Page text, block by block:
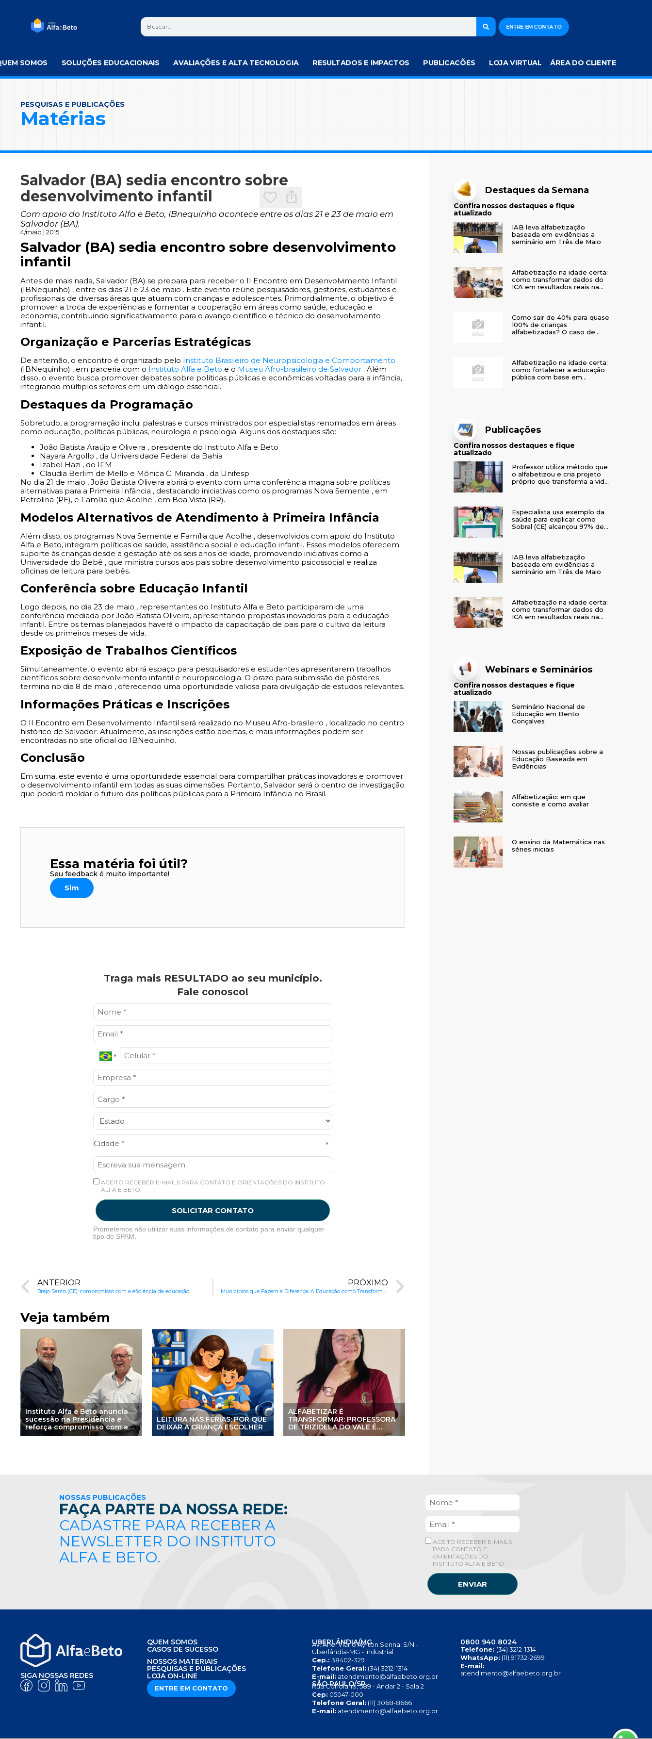
ENTRE EM CONTATO
SOMOS SOLUÇÕES EDUCACIONAIS AVALIAÇÕES E ALTA TECNOLOGIA RESULTADOS E IMPACTOS PUBLICACÕES LOJA VIRTUAL ÁREA DO CLIENTE
PESQUISAS E PUBLICAÇÕES
Matérias
Salvador (BA) sedia encontro sobre
desenvolvimento infantil
Com apoio do Instituto Alfa e Beto, IBnequinho acontece entre os dias 21 e 23 de maio em
Salvador (BA).
4/maio | 2015
Salvador (BA) sedia encontro sobre desenvolvimento
infantil
Antes de mais nada, Salvador (BA) se prepara para receber o II Encontro em Desenvolvimento Infantil
(IBNequinho) , entre os dias 21 e 23 de maio . Este evento reúne pesquisadores, gestores, estudantes e
profissionais de diversas áreas que atuam com crianças e adolescentes. Primordialmente, o objetivo é
promover a troca de experiências e fomentar a cooperação em áreas como saúde, educação e
economia, contribuindo significativamente para o avanço científico e técnico do desenvolvimento
infantil.
Organização e Parcerias Estratégicas
De antemão, o encontro é organizado pelo Instituto Brasileiro de Neuropsicologia e Comportamento
(IBNequinho) , em parceria com o Instituto Alfa e Beto e o Museu Afro-brasileiro de Salvador . Além
disso, o evento busca promover debates sobre políticas públicas e econômicas voltadas para a infância,
integrando múltiplos setores em um diálogo essencial.
Destaques da Programação
Sobretudo, a programação inclui palestras e cursos ministrados por especialistas renomados em áreas
como educação, políticas públicas, neurologia e psicologia. Alguns dos destaques são:
João Batista Araújo e Oliveira , presidente do Instituto Alfa e Beto
Nayara Argollo , da Universidade Federal da Bahia
Izabel Hazi , do IFM
Claudia Berlim de Mello e Mônica C. Miranda , da Unifesp
No dia 21 de maio , João Batista Oliveira abrirá o evento com uma conferência magna sobre políticas
alternativas para a Primeira Infância , destacando iniciativas como os programas Nova Semente , em
Petrolina (PE), e Família que Acolhe , em Boa Vista (RR).
Modelos Alternativos de Atendimento à Primeira Infância
Além disso, os programas Nova Semente e Família que Acolhe , desenvolvidos com apoio do Instituto
Alfa e Beto, integram políticas de saúde, assistência social e educação infantil. Esses modelos oferecem
suporte às crianças desde a gestação até os seis anos de idade, promovendo iniciativas como a
Universidade do Bebê , que ministra cursos aos pais sobre desenvolvimento psicossocial e realiza
oficinas de leitura para bebês.
Conferência sobre Educação Infantil
Logo depois, no dia 23 de maio , representantes do Instituto Alfa e Beto participaram de uma
conferência mediada por João Batista Oliveira, apresentando propostas inovadoras para a educação
infantil. Entre os temas planejados haverá o impacto da capacitação de pais para o cultivo da leitura
desde os primeiros meses de vida.
Exposição de Trabalhos Científicos
Simultaneamente, o evento abrirá espaço para pesquisadores e estudantes apresentarem trabalhos
científicos sobre desenvolvimento infantil e neuropsicologia. O prazo para submissão de pôsteres
termina no dia 8 de maio , oferecendo uma oportunidade valiosa para divulgação de estudos relevantes.
Informações Práticas e Inscrições
O II Encontro em Desenvolvimento Infantil será realizado no Museu Afro-brasileiro , localizado no centro
histórico de Salvador. Atualmente, as inscrições estão abertas, e mais informações podem ser
encontradas no site oficial do IBNequinho.
Conclusão
Em suma, este evento é uma oportunidade essencial para compartilhar práticas inovadoras e promover
o desenvolvimento infantil em todas as suas dimensões. Portanto, Salvador será o centro de investigação
que poderá moldar o futuro das políticas públicas para a Primeira Infância no Brasil.
Essa matéria foi útil?
Seu feedback é muito importante!
Sim
Traga mais RESULTADO ao seu município.
Fale conosco!
Cidade *
Cidade*
ACEITO RECEBER E-MAILS PARA CONTATO E ORIENTAÇÕES DO INSTITUTO
ALFA E BETO.
SOLICITAR CONTATO
Prometemos não utilizar suas informações de contato para enviar qualquer
tipo de SPAM.
ANTERIOR
Brejo Santo (CE): compromisso com a eficiência da educação
PRÓXIMO
Veja também
Instituto Alfa e Beto anuncia
sucessão na Presidência e
reforça compromisso com a
aprendizagem baseada na
LEITURA NAS FÉRIAS: POR QUE
DEIXAR A CRIANÇA ESCOLHER
ALFABETIZAR É
TRANSFORMAR: PROFESSORA
DE TRIZIDELA DO VALE É
PREMIADA NO PACTO PELA
Destaques da Semana
Confira nossos destaques e fique
atualizado
IAB leva alfabetização
baseada em evidências a
seminário em Três de Maio
Alfabetização na idade certa:
como transformar dados do
ICA em resultados reais na
Como sair de 40% para quase
100% de crianças
alfabetizadas? O caso de
Alfabetização na idade certa:
como fortalecer a educação
pública com base em
Publicações
Confira nossos destaques e fique
atualizado
Professor utiliza método que
o alfabetizou e cria projeto
próprio que transforma a vida
Especialista usa exemplo da
saúde para explicar como
Sobral (CE) alcançou 97% de
IAB leva alfabetização
baseada em evidências a
seminário em Três de Maio
Alfabetização na idade certa:
como transformar dados do
ICA em resultados reais na
Webinars e Seminários
Confira nossos destaques e fique
atualizado
Seminário Nacional de
Educação em Bento
Gonçalves
Nossas publicações sobre a
Educação Baseada em
Evidências
Alfabetização: em que
consiste e como avaliar
O ensino da Matemática nas
séries iniciais
NOSSAS PUBLICAÇÕES
FAÇA PARTE DA NOSSA REDE:
CADASTRE PARA RECEBER A
NEWSLETTER DO INSTITUTO
ALFA E BETO.
ACEITO RECEBER E-MAILS
PARA CONTATO E
ORIENTAÇÕES DO
INSTITUTO ALFA E BETO.
ENVIAR
SIGA NOSSAS REDES
QUEM SOMOS
CASOS DE SUCESSO
NOSSOS MATERIAIS
PESQUISAS E PUBLICAÇÕES
LOJA ON-LINE
ENTRE EM CONTATO
UBERLÂNDIA/MG
Av. Anel Viário Ayrton Senna, S/N -
Uberlândia-MG - Industrial
Cep.: 38402-329
Telefone Geral: (34) 3212-1314
E-mail: atendimento@alfaebeto.org.br
SÃO PAULO/SP
Rua Coriolano, 589 - Andar 2 - Sala 2
Cep: 05047-000
Telefone Geral: (11) 3068-8666
E-mail: atendimento@alfaebeto.org.br
0800 940 8024
Telefone: (34) 3212-1314
WhatsApp: (11) 91732-2699
E-mail:
atendimento@alfaebeto.org.br